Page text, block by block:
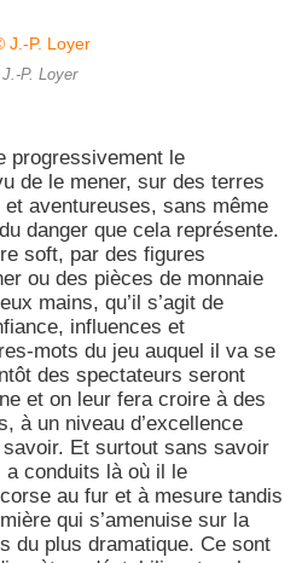
P. Loyer
progressivement le
de le mener, sur des terres
aventureuses, sans même
danger que cela représente.
soft, par des figures
ou des pièces de monnaie
mains, qu’il s’agit de
influences et
mots du jeu auquel il va se
des spectateurs seront
et on leur fera croire à des
à un niveau d’excellence
Et surtout sans savoir
a conduits là où il le
au fur et à mesure tandis
qui s’amenuise sur la
du plus dramatique. Ce sont